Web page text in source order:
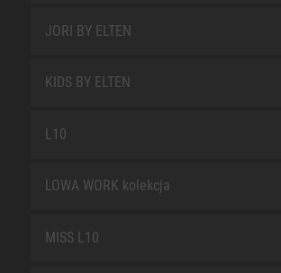
JORI BY ELTEN
KIDS BY ELTEN
L10
LOWA WORK kolekcja
MISS L10